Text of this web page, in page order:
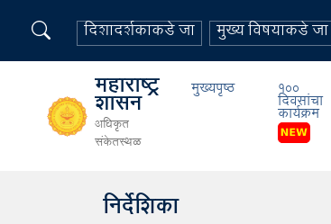
दिशादर्शकाकडे जा मुख्य विषयाकडे जा
महाराष्ट्र
शासन
अधिकृत
संकेतस्थळ
मुख्यपृष्ठ १००
दिवसांचा
कार्यक्रम
निर्देशिका